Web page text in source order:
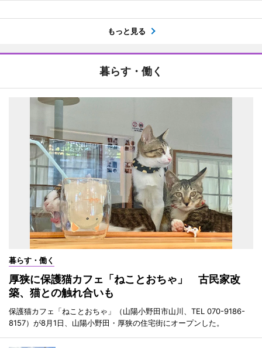
もっと見る
暮らす・働く
暮らす・働く
厚狭に保護猫カフェ「ねことおちゃ」 古民家改
築、猫との触れ合いも
保護猫カフェ「ねことおちゃ」（山陽小野田市山川、TEL 070-9186-
8157）が8月1日、山陽小野田・厚狭の住宅街にオープンした。